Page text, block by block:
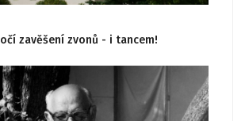
zavěšení zvonů - i tancem!